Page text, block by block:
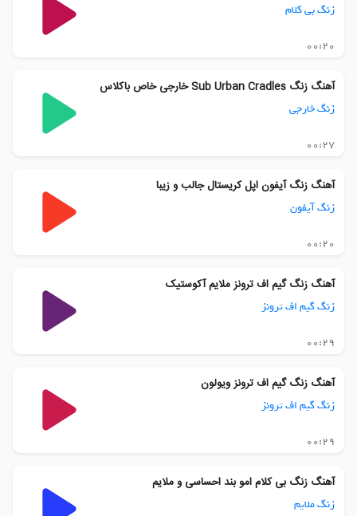
زنگ بی کلام
00:20
آهنگ زنگ Sub Urban Cradles خارجی خاص باکلاس
زنگ خارجی
00:27
آهنگ زنگ آیفون اپل کریستال جالب و زیبا
زنگ آیفون
00:20
آهنگ زنگ گیم اف ترونز ملایم آکوستیک
زنگ گیم اف ترونز
00:29
آهنگ زنگ گیم اف ترونز ویولون
زنگ گیم اف ترونز
00:29
آهنگ زنگ بی کلام امو بند احساسی و ملایم
زنگ ملایم